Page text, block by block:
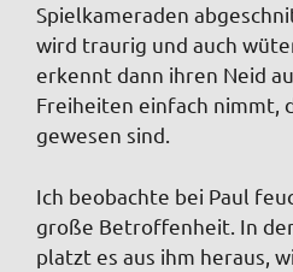
Spielkameraden
wird traurig und auch
erkennt dann ihren Neid
Freiheiten einfach nimmt,
gewesen sind.
Ich beobachte bei Paul
große Betroffenheit. In
platzt es aus ihm heraus,